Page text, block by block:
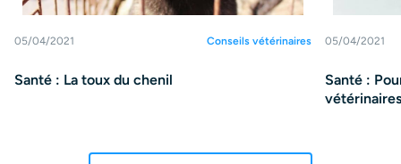
05/04/2021 Conseils vétérinaires
Santé : La toux du chenil
05/04/2021
Santé :